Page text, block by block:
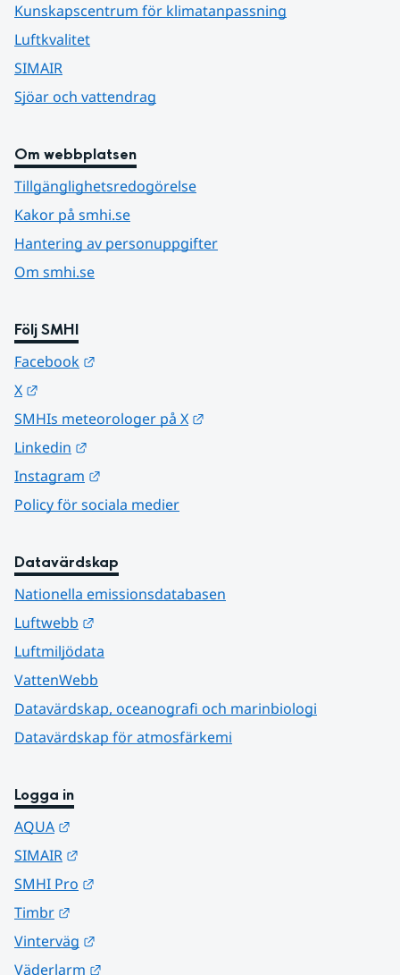
Kunskapscentrum för klimatanpassning
Luftkvalitet
SIMAIR
Sjöar och vattendrag
Om webbplatsen
Tillgänglighetsredogörelse
Kakor på smhi.se
Hantering av personuppgifter
Om smhi.se
Följ SMHI
Facebook
X
SMHIs meteorologer på X
Linkedin
Instagram
Policy för sociala medier
Datavärdskap
Nationella emissionsdatabasen
Luftwebb
Luftmiljödata
VattenWebb
Datavärdskap, oceanografi och marinbiologi
Datavärdskap för atmosfärkemi
Logga in
AQUA
SIMAIR
SMHI Pro
Timbr
Vinterväg
Väderlarm